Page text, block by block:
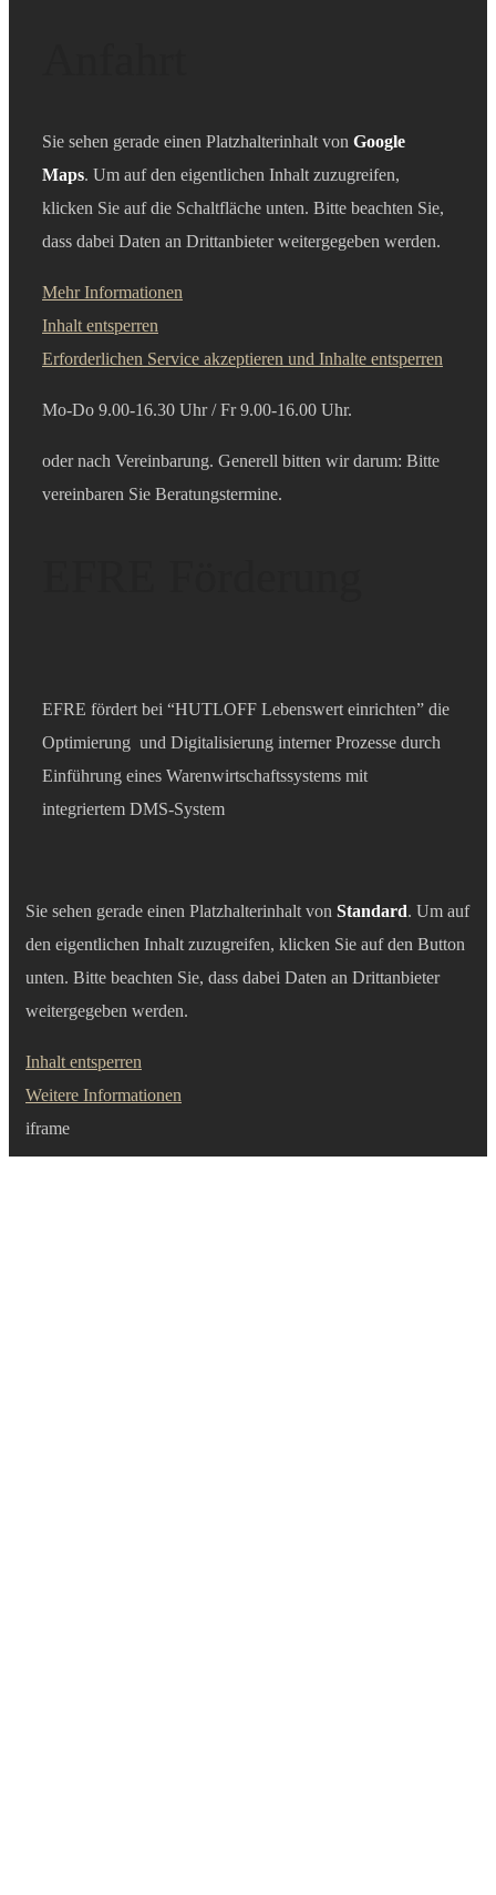
Sie sehen gerade einen Platzhalterinhalt von Google
Maps. Um auf den eigentlichen Inhalt zuzugreifen,
klicken Sie auf die Schaltfläche unten. Bitte beachten Sie,
dass dabei Daten an Drittanbieter weitergegeben werden.
Mehr Informationen
Inhalt entsperren
Erforderlichen Service akzeptieren und Inhalte entsperren
Mo-Do 9.00-16.30 Uhr /Fr 9.00-16.00 Uhr.
oder nach Vereinbarung. Generell bitten wir darum: Bitte
vereinbaren Sie Beratungstermine.
EFRE fördert bei “HUTLOFF Lebenswert einrichten” die
Optimierung und Digitalisierung interner Prozesse durch
Einführung eines Warenwirtschaftssystems mit
integriertem DMS-System
Sie sehen gerade einen Platzhalterinhalt von Standard. Um auf
den eigentlichen Inhalt zuzugreifen, klicken Sie auf den Button
unten. Bitte beachten Sie, dass dabei Daten an Drittanbieter
weitergegeben werden.
Inhalt entsperren
Weitere Informationen
iframe